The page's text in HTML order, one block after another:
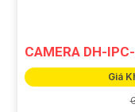
CAMERA DH-
Giá